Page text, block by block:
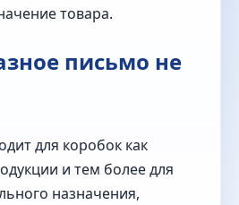
товара.
письмо не
для коробок как
и тем более для
назначения,